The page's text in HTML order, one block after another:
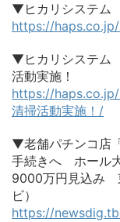
▼ヒカリシステム
https://
▼ヒカリシステム
活動実施！
https://haps.co.jp/
清掃活動実施！/
▼老舗パチンコ店
手続きへ ホール
9000万円見込み
ビ）
https://